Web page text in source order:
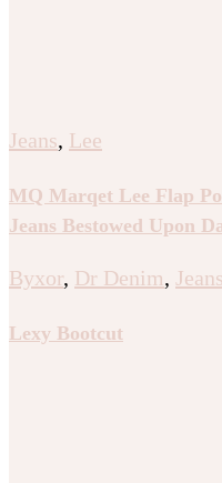
Jeans, Lee
MQ Marqet Lee Flap
Jeans Bestowed Upon
Byxor, Dr Denim, Jeans
Lexy Bootcut